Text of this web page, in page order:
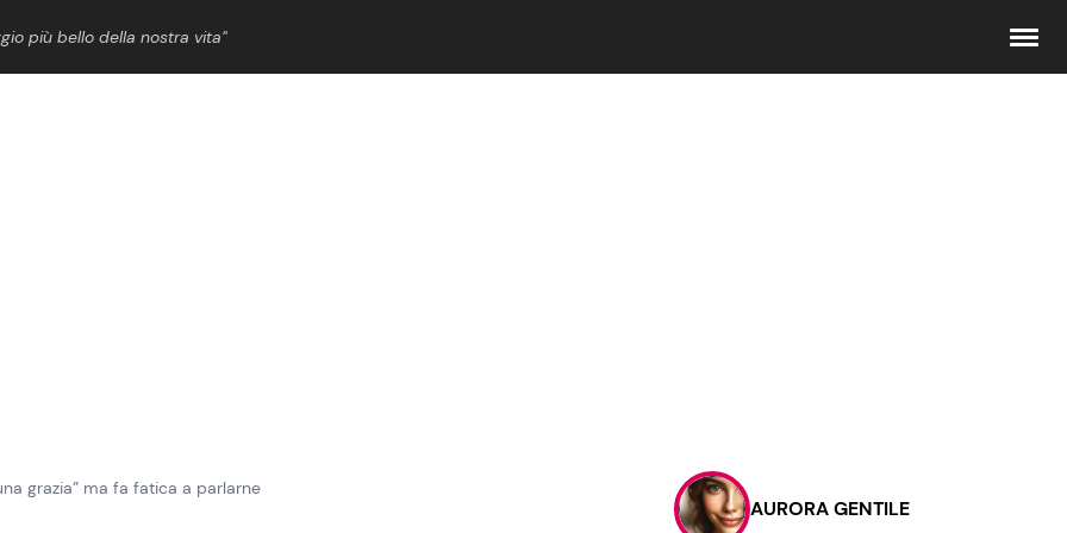
più bello della nostra vita”
Contattaci
Pubblicità
grazia” ma fa fatica a parlarne
AURORA GENTILE